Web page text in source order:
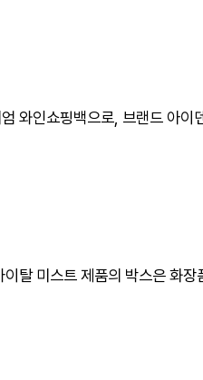
와인쇼핑백으로, 브랜드 아
탈 미스트 제품의 박스은 화